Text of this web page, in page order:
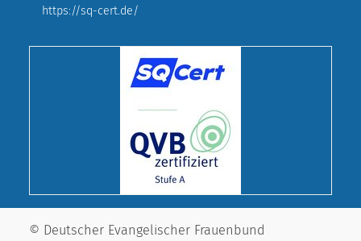
https://sq-cert.de/
© Deutscher Evangelischer Frauenbund